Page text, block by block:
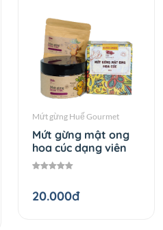
Mứt gừng Huế Gourmet
Mứt gừng mật ong
hoa cúc dạng viên
20.000đ